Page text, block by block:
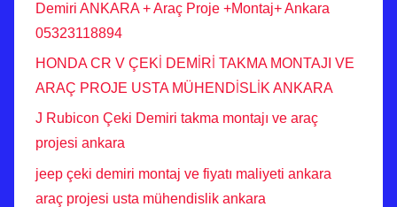
Demiri ANKARA + Araç Proje +Montaj+ Ankara
05323118894
HONDA CR V ÇEKİ DEMİRİ TAKMA MONTAJI VE
ARAÇ PROJE USTA MÜHENDİSLİK ANKARA
J Rubicon Çeki Demiri takma montajı ve araç
projesi ankara
jeep çeki demiri montaj ve fiyatı maliyeti ankara
araç projesi usta mühendislik ankara